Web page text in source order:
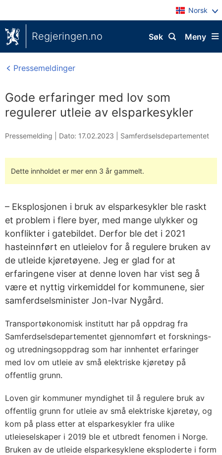
Norsk
Regjeringen.no Meny
Søk
Pressemeldinger
Gode erfaringer med lov som
regulerer utleie av elsparkesykler
Pressemelding | Dato: 17.02.2023 Samferdselsdepartementet
Dette innholdet er mer enn 3 år gammelt.
– Eksplosjonen i bruk av elsparkesykler ble raskt
et problem i flere byer, med mange ulykker og
konflikter i gatebildet. Derfor ble det i 2021
hasteinnført en utleielov for å regulere bruken av
de utleide kjøretøyene. Jeg er glad for at
erfaringene viser at denne loven har vist seg å
være et nyttig virkemiddel for kommunene, sier
samferdselsminister Jon-Ivar Nygård.
Transportøkonomisk institutt har på oppdrag fra
Samferdselsdepartementet gjennomført et forsknings-
og utredningsoppdrag som har innhentet erfaringer
med lov om utleie av små elektriske kjøretøy på
offentlig grunn.
Loven gir kommuner myndighet til å regulere bruk av
offentlig grunn for utleie av små elektriske kjøretøy, og
kom på plass etter at elsparkesykler fra ulike
utleieselskaper i 2019 ble et utbredt fenomen i Norge.
Bruken av de utleide elsparkesyklene eksploderte i form